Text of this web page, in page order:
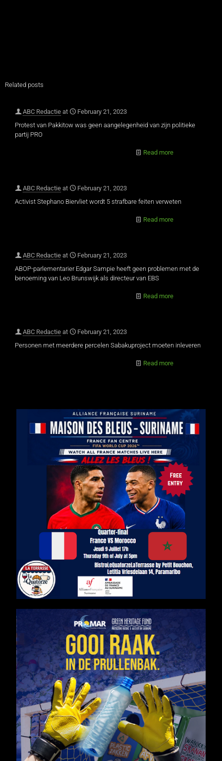
Related posts
ABC Redactie at
February 21, 2023
Protest van Pakkitow was geen aangelegenheid van zijn politieke
partij PRO
Read more
ABC Redactie at
February 21, 2023
Activist Stephano Biervliet wordt 5 strafbare feiten verweten
Read more
ABC Redactie at
February 21, 2023
ABOP-parlementarier Edgar Sampie heeft geen problemen met de
benoeming van Leo Brunswijk als directeur van EBS
Read more
ABC Redactie at
February 21, 2023
Personen met meerdere percelen Sabakuproject moeten inleveren
Read more